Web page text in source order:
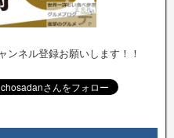
ンネル登録お願いします！！